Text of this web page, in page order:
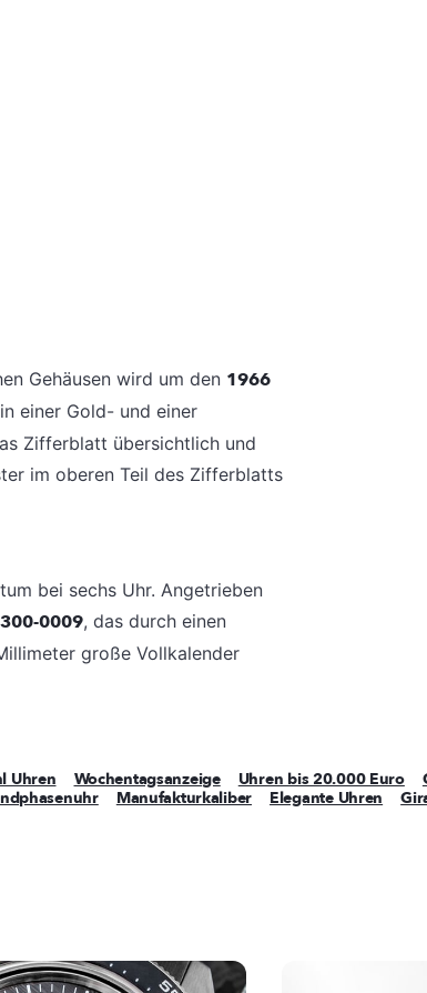
Gehäusen wird um den 1966
einer Gold- und einer
Zifferblatt übersichtlich und
im oberen Teil des Zifferblatts
bei sechs Uhr. Angetrieben
0009, das durch einen
große Vollkalender
Uhren Wochentagsanzeige Uhren bis 20.000 Euro
Manufakturkaliber Elegante Uhren